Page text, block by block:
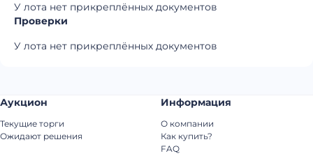
У лота нет прикреплённых документов
Проверки
У лота нет прикреплённых документов
Аукцион
Текущие торги
Ожидают решения
Информация
О компании
Как купить?
FAQ